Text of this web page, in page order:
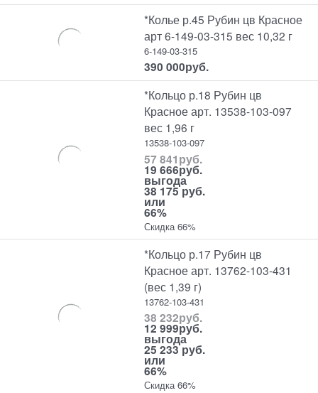
*Колье р.45 Рубин цв Красное
арт 6-149-03-315 вес 10,32 г
6-149-03-315
390 000руб.
*Кольцо р.18 Рубин цв
Красное арт. 13538-103-097
вес 1,96 г
13538-103-097
57 841руб.
19 666руб.
выгода
38 175 руб.
или
66%
Скидка 66%
*Кольцо р.17 Рубин цв
Красное арт. 13762-103-431
(вес 1,39 г)
13762-103-431
38 232руб.
12 999руб.
выгода
25 233 руб.
или
66%
Скидка 66%